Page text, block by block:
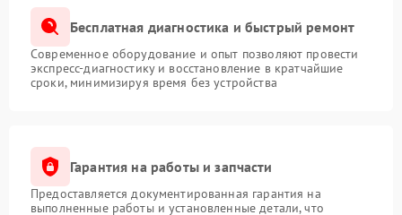
Бесплатная диагностика и быстрый ремонт
Современное оборудование и опыт позволяют провести
экспресс-диагностику и восстановление в кратчайшие
сроки, минимизируя время без устройства
Гарантия на работы и запчасти
Предоставляется документированная гарантия на
выполненные работы и установленные детали, что